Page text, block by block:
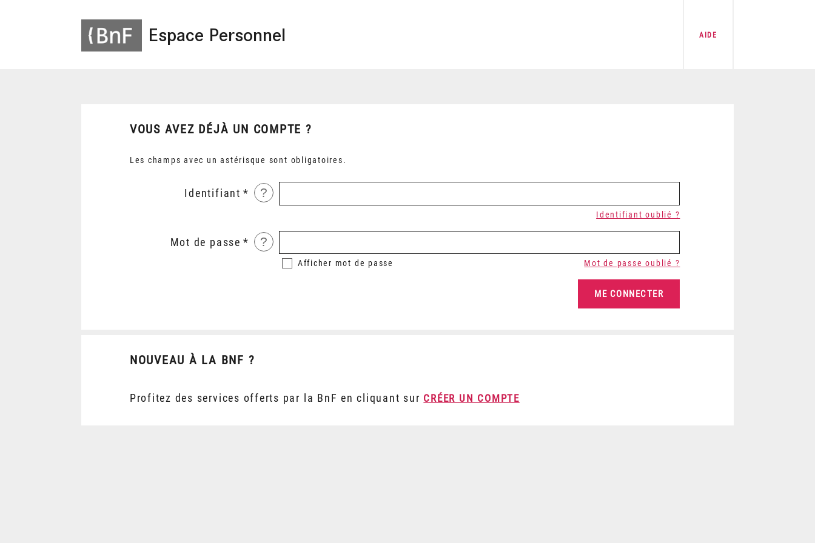
Espace Personnel AIDE
VOUS AVEZ DÉJÀ UN COMPTE ?
Les champs avec un astérisque sont obligatoires.
Identifiant ?
Identifiant oublié ?
Mot de passe ?
Afficher mot de passe Mot de passe oublié ?
NOUVEAU À LA BNF ?
Profitez des services offerts par la BnF en cliquant sur CRÉER UN COMPTE